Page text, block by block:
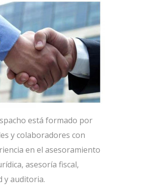
está formado por
y colaboradores con
en el asesoramiento
asesoría fiscal,
y auditoria.